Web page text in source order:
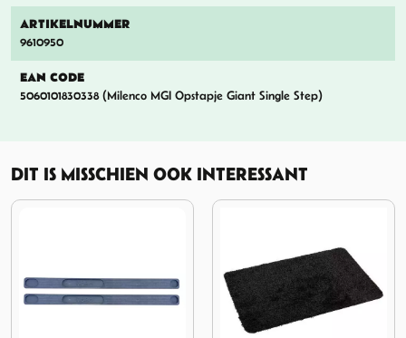
ARTIKELNUMMER
9610950
EAN CODE
5060101830338 (Milenco MGI Opstapje Giant Single Step)
DIT IS MISSCHIEN OOK INTERESSANT